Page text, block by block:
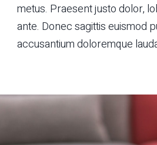
metus. Praesent justo dolor,
ante. Donec sagittis euismod
accusantium doloremque